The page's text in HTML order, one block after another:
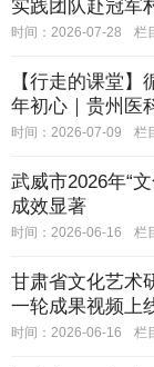
实践团队赴冠军
时间：2026-07-28 栏
【行走的课堂
年初心｜贵州医
魂，定向护康”
时间：2026-07-09 栏
武威市2026年“
成效显著
时间：2026-06-16 栏
甘肃省文化艺术
一轮成果视频上
时间：2026-06-16 栏